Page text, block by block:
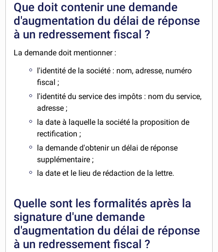
Que doit contenir une demande
d'augmentation du délai de réponse
à un redressement fiscal ?
La demande doit mentionner :
l'identité de la société : nom, adresse, numéro
fiscal ;
l'identité du service des impôts : nom du service,
adresse ;
la date à laquelle la société la proposition de
rectification ;
la demande d'obtenir un délai de réponse
supplémentaire ;
la date et le lieu de rédaction de la lettre.
Quelle sont les formalités après la
signature d'une demande
d'augmentation du délai de réponse
à un redressement fiscal ?